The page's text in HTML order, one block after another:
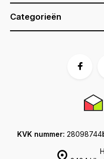
Categorieën
KVK nummer: 28098744